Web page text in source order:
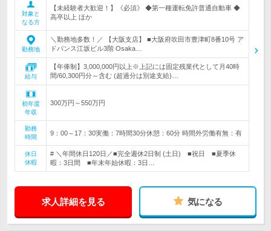
対象と
なる方
【未経験者大歓迎！】《必須》 ◆第一種運転免許普通自動車 ◆
高卒以上 ほか
勤務地
＼勤務地多数！／ 【大阪支店】 ■大阪府吹田市豊津町8番10号 ア
ドバンス江坂ビル3階 Osaka…
給与
【年俸制】3,000,000円以上※上記には固定残業代として月40時
間/60,300円分～含む (超過分は別途支給)…
初年度
年収
300万円～550万円
勤務
時間
9：00～17：30実働：7時間30分休憩：60分 時間外労働有無：有
休日
休暇
# ＼年間休日120日／■完全週休2日制 (土日) ■祝日 ■夏季休
暇：3日間 ■年末年始休暇：3日…
求人詳細を見る 気になる